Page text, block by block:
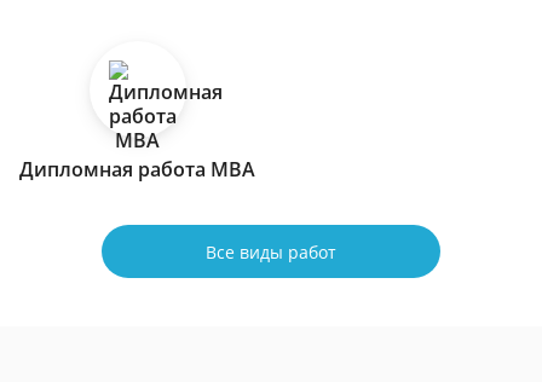
Дипломная работа МВА
Все виды работ